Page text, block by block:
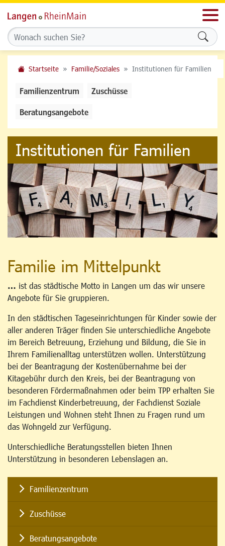
Startseite Familie/Soziales Institutionen für Familien
Familienzentrum Zuschüsse
Beratungsangebote
Institutionen für Familien
Familie im Mittelpunkt
… ist das städtische Motto in Langen um das wir unsere
Angebote für Sie gruppieren.
In den städtischen Tageseinrichtungen für Kinder sowie der
aller anderen Träger finden Sie unterschiedliche Angebote
im Bereich Betreuung, Erziehung und Bildung, die Sie in
Ihrem Familienalltag unterstützen wollen. Unterstützung
bei der Beantragung der Kostenübernahme bei der
Kitagebühr durch den Kreis, bei der Beantragung von
besonderen Fördermaßnahmen oder beim TPP erhalten Sie
im Fachdienst Kinderbetreuung, der Fachdienst Soziale
Leistungen und Wohnen steht Ihnen zu Fragen rund um
das Wohngeld zur Verfügung.
Unterschiedliche Beratungsstellen bieten Ihnen
Unterstützung in besonderen Lebenslagen an.
Familienzentrum
Zuschüsse
Beratungsangebote